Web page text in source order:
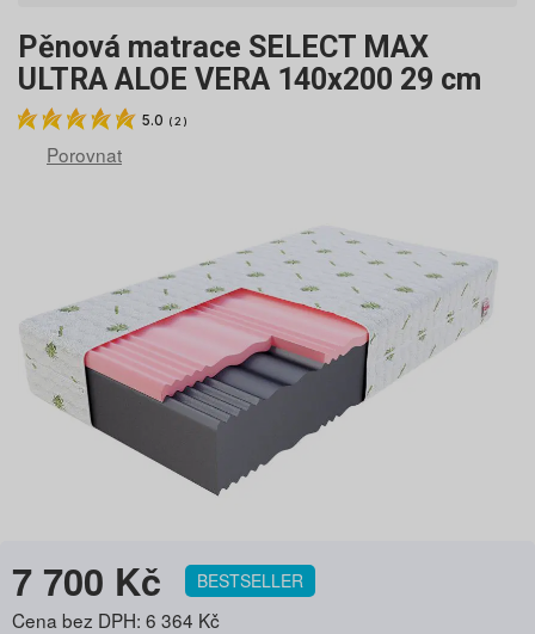
Pěnová matrace SELECT MAX
ULTRA ALOE VERA 140x200 29 cm
5.0 ( 2 )
Porovnat
7 700 Kč BESTSELLER
Cena bez DPH: 6 364 Kč